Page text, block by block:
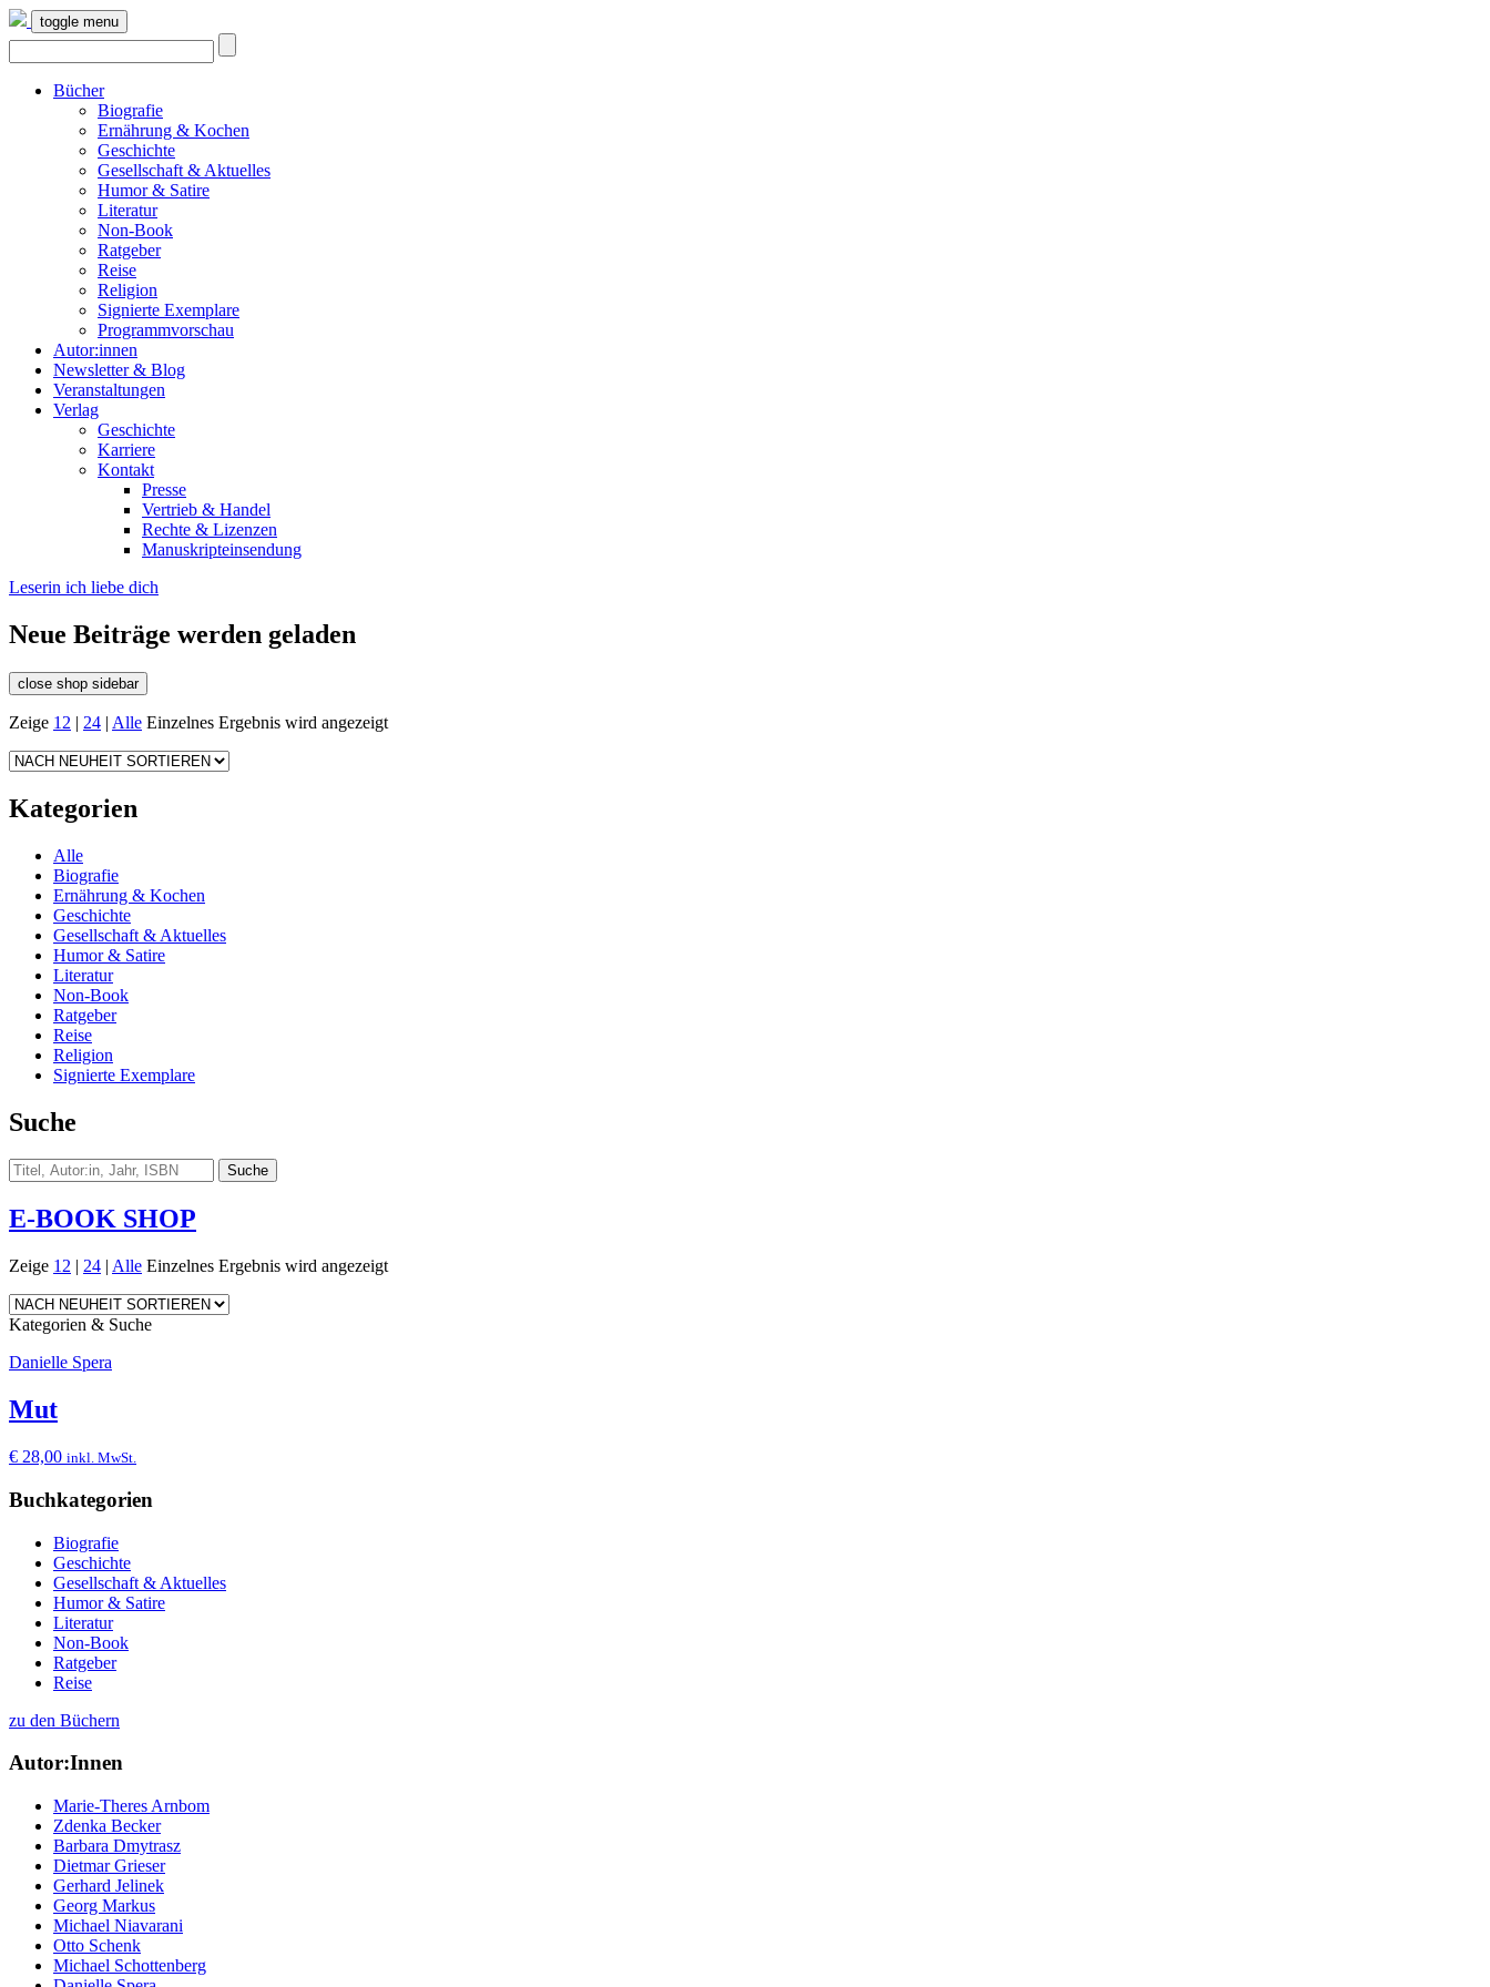
toggle menu
Bücher
Biografie
Ernährung & Kochen
Geschichte
Gesellschaft & Aktuelles
Humor & Satire
Literatur
Non-Book
Ratgeber
Reise
Religion
Signierte Exemplare
Programmvorschau
Autor:innen
Newsletter & Blog
Veranstaltungen
Verlag
Geschichte
Karriere
Kontakt
Presse
Vertrieb & Handel
Rechte & Lizenzen
Manuskripteinsendung
Leserin ich liebe dich
Neue Beiträge werden geladen
close shop sidebar
Zeige 12 | 24 | Alle Einzelnes Ergebnis wird angezeigt
Kategorien
Alle
Biografie
Ernährung & Kochen
Geschichte
Gesellschaft & Aktuelles
Humor & Satire
Literatur
Non-Book
Ratgeber
Reise
Religion
Signierte Exemplare
Suche
E-BOOK SHOP
Zeige 12 | 24 | Alle Einzelnes Ergebnis wird angezeigt
Kategorien & Suche
Danielle Spera
Mut
€ 28,00 inkl. MwSt.
Buchkategorien
Biografie
Geschichte
Gesellschaft & Aktuelles
Humor & Satire
Literatur
Non-Book
Ratgeber
Reise
zu den Büchern
Autor:Innen
Marie-Theres Arnbom
Zdenka Becker
Barbara Dmytrasz
Dietmar Grieser
Gerhard Jelinek
Georg Markus
Michael Niavarani
Otto Schenk
Michael Schottenberg